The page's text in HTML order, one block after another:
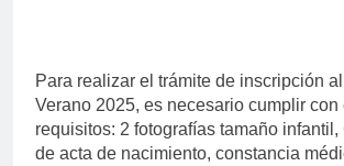
Para realizar el trámite de inscripción
Verano 2025, es necesario cumplir con
requisitos: 2 fotografías tamaño infantil,
de acta de nacimiento, constancia